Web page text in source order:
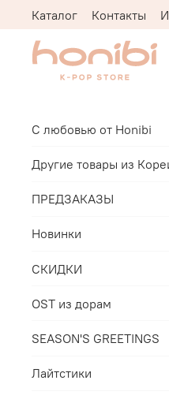
Каталог Контакты
С любовью от Honibi
Другие товары из
ПРЕДЗАКАЗЫ
Новинки
СКИДКИ
OST из дорам
SEASON'S GREETINGS
Лайтстики